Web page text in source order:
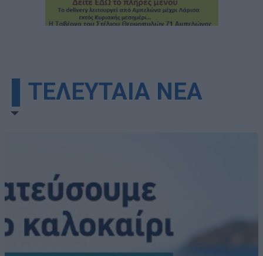
▌ΤΕΛΕΥΤΑΙΑ ΝΕΑ